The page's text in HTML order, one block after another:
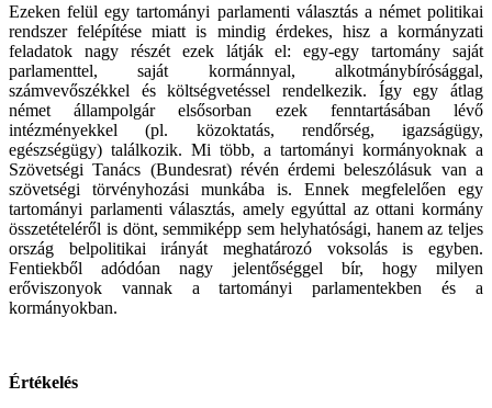
Ezeken felül egy tartományi parlamenti választás a német politikai
rendszer felépítése miatt is mindig érdekes, hisz a kormányzati
feladatok nagy részét ezek látják el: egy-egy tartomány saját
parlamenttel, saját kormánnyal, alkotmánybírósággal,
számvevőszékkel és költségvetéssel rendelkezik. Így egy átlag
német állampolgár elsősorban ezek fenntartásában lévő
intézményekkel (pl. közoktatás, rendőrség, igazságügy,
egészségügy) találkozik. Mi több, a tartományi kormányoknak a
Szövetségi Tanács (Bundesrat) révén érdemi beleszólásuk van a
szövetségi törvényhozási munkába is. Ennek megfelelően egy
tartományi parlamenti választás, amely egyúttal az ottani kormány
összetételéről is dönt, semmiképp sem helyhatósági, hanem az teljes
ország belpolitikai irányát meghatározó voksolás is egyben.
Fentiekből adódóan nagy jelentőséggel bír, hogy milyen
erőviszonyok vannak a tartományi parlamentekben és a
kormányokban.
Értékelés